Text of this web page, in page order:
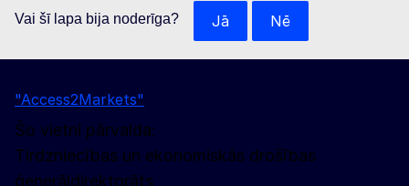
Vai šī lapa bija noderīga? Jā Nē
"Access2Markets"
Šo vietni pārvalda:
Tirdzniecības un ekonomiskās drošības
ģenerāldirektorāts